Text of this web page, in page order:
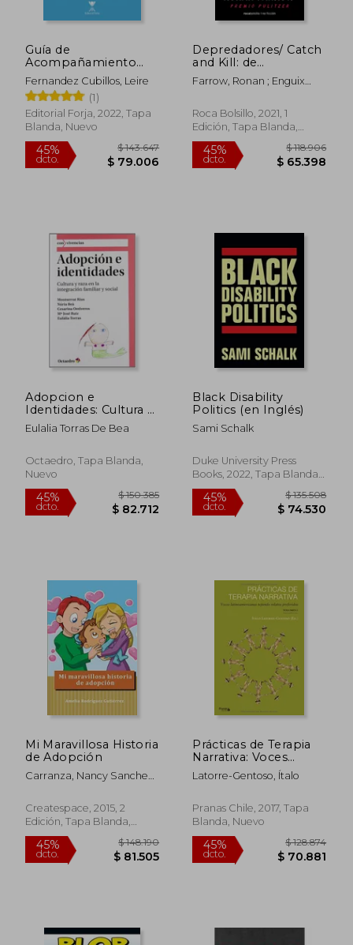
45%
dcto. $ 84.355
Guía de
Acompañamiento
Para Familias
Adoptivas
Fernandez Cubillos, Leire
(1)
Editorial Forja, 2022, Tapa
Blanda, Nuevo
45%
dcto. $ 79.006
Depredadores/ Catch
and Kill: de
Hollywood a
Washington: El
Silenciar a Las
Victimaas de Abuso
Farrow, Ronan ; Enguix
Roca Bolsillo, 2021, 1
Edición, Tapa Blanda,
Nuevo
45%
dcto.
$
$
Adopcion e
Identidades: Cultura y
Raza en la
Integracion Familiar y
Eulalia Torras De Bea
Octaedro, Tapa Blanda,
Nuevo
45% $ 150.385
Black Disability
Politics (en Inglés)
Sami Schalk
Duke University Press
Books, 2022, Tapa Blanda,
Nuevo
45% $
Mi Maravillosa Historia
de Adopción
Carranza, Nancy Sanchez ;
; Gutierrez, Amelia
Rodriguez
Createspace, 2015, 2
Edición, Tapa Blanda,
Nuevo
Prácticas de Terapia
Narrativa: Voces
Latinoamericanas
Tejiendo Relatos
Latorre-Gentoso, Ítalo
Pranas Chile, 2017, Tapa
Blanda, Nuevo